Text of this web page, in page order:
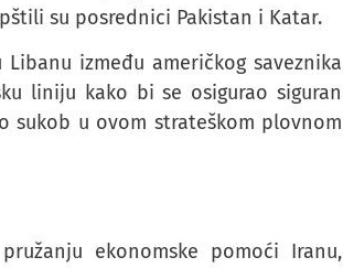
su posrednici Pakistan i Katar.
između američkog saveznika
liniju kako bi se osigurao siguran
sukob u ovom strateškom plovnom
ekonomske pomoći Iranu,